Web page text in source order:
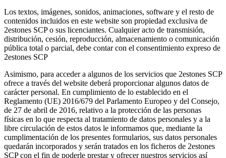
Los textos, imágenes, sonidos, animaciones, software y el resto de
contenidos incluidos en este website son propiedad exclusiva de
2estones SCP o sus licenciantes. Cualquier acto de transmisión,
distribución, cesión, reproducción, almacenamiento o comunicación
pública total o parcial, debe contar con el consentimiento expreso de
2estones SCP
Asimismo, para acceder a algunos de los servicios que 2estones SCP
ofrece a través del website deberá proporcionar algunos datos de
carácter personal. En cumplimiento de lo establecido en el
Reglamento (UE) 2016/679 del Parlamento Europeo y del Consejo,
de 27 de abril de 2016, relativo a la protección de las personas
físicas en lo que respecta al tratamiento de datos personales y a la
libre circulación de estos datos le informamos que, mediante la
cumplimentación de los presentes formularios, sus datos personales
quedarán incorporados y serán tratados en los ficheros de 2estones
SCP con el fin de poderle prestar y ofrecer nuestros servicios así